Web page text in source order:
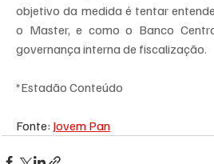
objetivo da medida é tentar
o Master, e como o Banco
governança interna de fiscalização.
*Estadão Conteúdo
Fonte: Jovem Pan